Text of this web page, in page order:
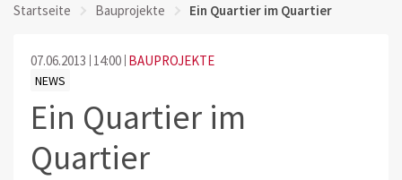
Startseite Bauprojekte Ein Quartier im Quartier
07.06.2013 14:00 BAUPROJEKTE
NEWS
Ein Quartier im
Quartier